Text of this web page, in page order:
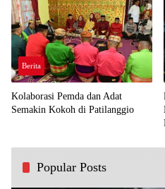
Berita
Kolaborasi Pemda dan Adat
Semakin Kokoh di Patilanggio
Popular Posts